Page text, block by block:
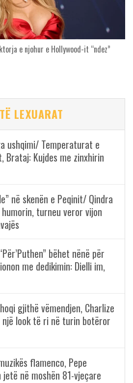
e njohur e Hollywood-it “ndez”
LEXUARAT
ushqimi/ Temperaturat e
Kujdes me zinxhirin
në skenën e Peqinit/ Qindra
turneu veror vijon
bëhet nënë për
me dedikimin: Dielli im,
gjithë vëmendjen, Charlize
look të ri në turin botëror
flamenco, Pepe
në moshën 81-vjeçare